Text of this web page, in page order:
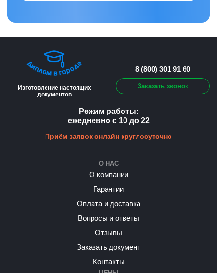
Изготовление настоящих
документов
8 (800) 301 91 60
Заказать звонок
Режим работы:
ежедневно с 10 до 22
Приём заявок онлайн круглосуточно
О НАС
О компании
Гарантии
Оплата и доставка
Вопросы и ответы
Отзывы
Заказать документ
Контакты